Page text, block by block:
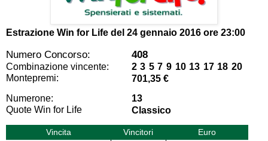
Estrazione Win for Life del 24 gennaio 2016 ore 23:00
Numero Concorso: 408
Combinazione vincente:
2 3 5 7 9 10 13 17 18 20
Montepremi:
701,35 €
Numerone:
13
Quote Win for Life
Classico
Vincita Vincitori
Euro